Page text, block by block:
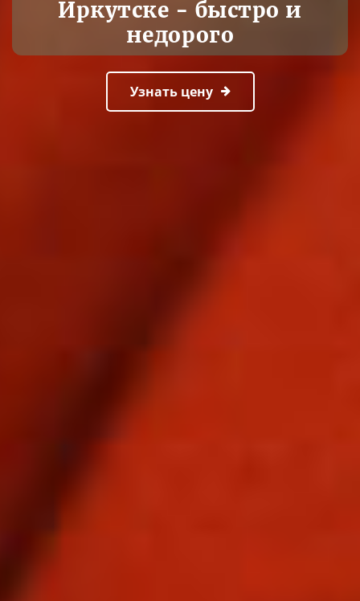
Иркутске - быстро и
недорого
Узнать цену